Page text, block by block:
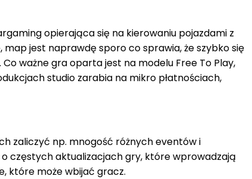
opierająca się na kierowaniu pojazdami z
jest naprawdę sporo co sprawia, że szybko się
ważne gra oparta jest na modelu Free To Play,
studio zarabia na mikro płatnościach,
zaliczyć np. mnogość różnych eventów i
częstych aktualizacjach gry, które wprowadzają
które może wbijać gracz.